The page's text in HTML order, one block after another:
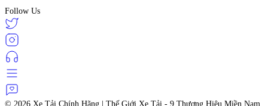
Follow Us
© 2026 Xe Tải Chính Hãng | Thế Giới Xe Tải - 9 Thương Hiệu Miền Nam